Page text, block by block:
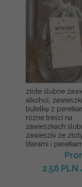
złote ślubne
alkohol,
butelkę z
rózne treści na
zawieszkach
zawieszki ze
literami i
2.56 PLN